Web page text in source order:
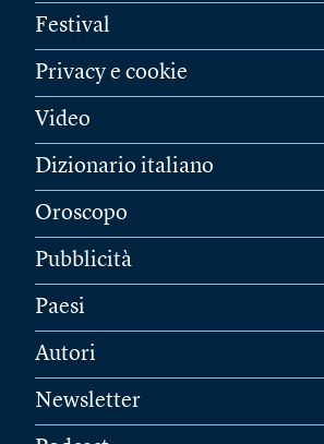
Festival
Privacy e cookie
Video
Dizionario italiano
Oroscopo
Pubblicità
Paesi
Autori
Newsletter